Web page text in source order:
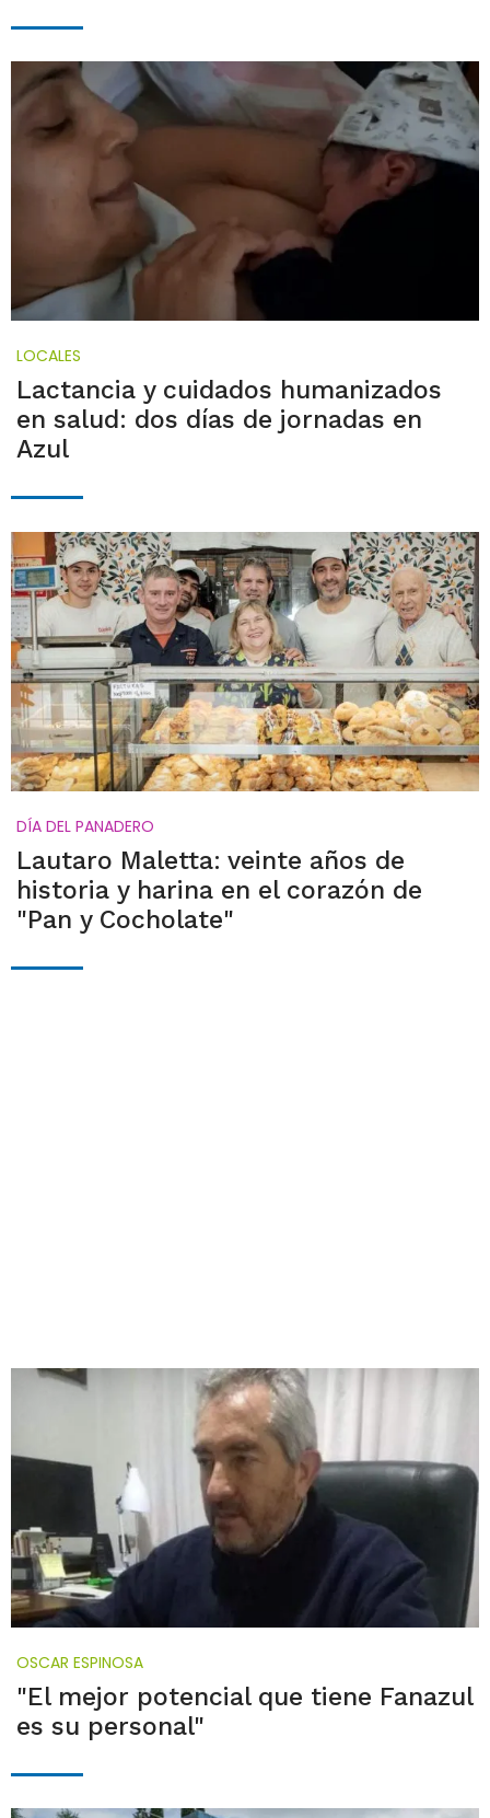
LOCALES
Lactancia y cuidados humanizados
en salud: dos días de jornadas en
Azul
DÍA DEL PANADERO
Lautaro Maletta: veinte años de
historia y harina en el corazón de
"Pan y Cocholate"
OSCAR ESPINOSA
"El mejor potencial que tiene Fanazul
es su personal"